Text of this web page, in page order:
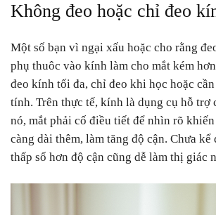
Không đeo hoặc chỉ đeo
Một số bạn vì ngại xấu hoặc cho rằng
phụ thuôc vào kính làm cho mắt kém
đeo kính tối đa, chỉ đeo khi học hoặc
tính. Trên thực tế, kính là dụng cụ hỗ trợ
nó, mắt phải cố điều tiết để nhìn rõ
càng dài thêm, làm tăng độ cận. Chưa
thấp số hơn độ cận cũng dễ làm thị giác